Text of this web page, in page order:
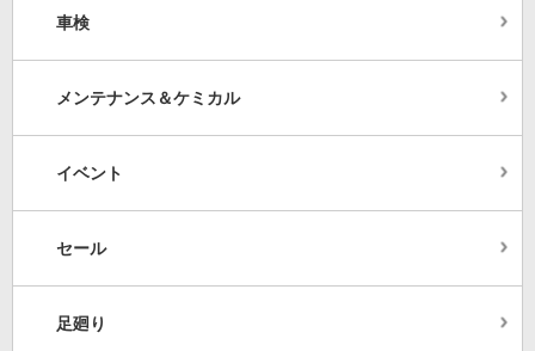
車検
メンテナンス＆ケミカル
イベント
セール
足廻り